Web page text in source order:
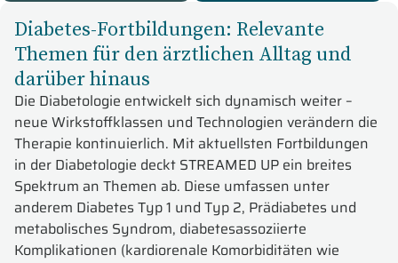
Diabetes-Fortbildungen: Relevante
Themen für den ärztlichen Alltag und
darüber hinaus
Die Diabetologie entwickelt sich dynamisch weiter –
neue Wirkstoffklassen und Technologien verändern die
Therapie kontinuierlich. Mit aktuellsten Fortbildungen
in der Diabetologie deckt STREAMED UP ein breites
Spektrum an Themen ab. Diese umfassen unter
anderem Diabetes Typ 1 und Typ 2, Prädiabetes und
metabolisches Syndrom, diabetesassoziierte
Komplikationen (kardiorenale Komorbiditäten wie